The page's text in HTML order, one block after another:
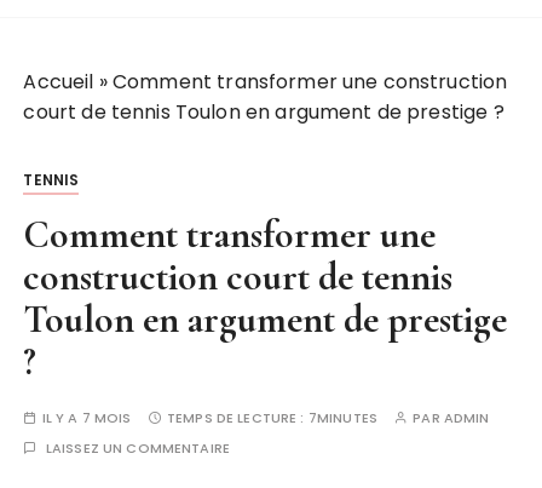
Accueil »Comment transformer une construction
court de tennis Toulon en argument de prestige ?
TENNIS
Comment transformer une
construction court de tennis
Toulon en argument de prestige
?
IL Y A 7 MOIS TEMPS DE LECTURE : 7MINUTES PAR ADMIN
LAISSEZ UN COMMENTAIRE